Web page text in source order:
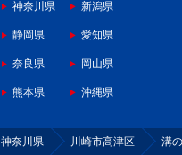
神奈川県 新潟県
静岡県 愛知県
奈良県 岡山県
熊本県 沖縄県
神奈川県 川崎市高津区 溝